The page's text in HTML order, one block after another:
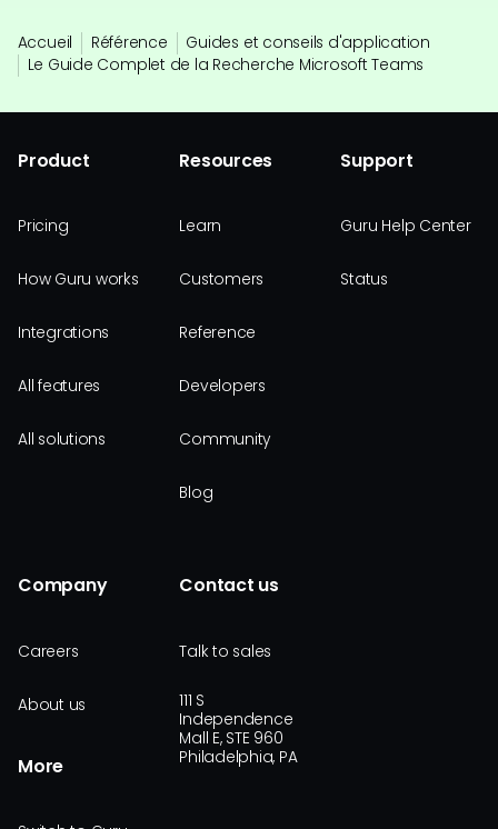
Accueil Référence
Guides et conseils d'application
Le Guide Complet de la Recherche Microsoft Teams
Product
Pricing
How Guru works
Integrations
All features
All solutions
Resources
Learn
Customers
Reference
Developers
Community
Blog
Support
Guru Help Center
Status
Company
Careers
About us
More
Contact us
Talk to sales
111 S
Independence
Mall E, STE 960
Philadelphia, PA